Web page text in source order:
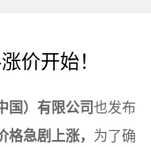
价开始！
国）有限公司也发布
急剧上涨， 为了确